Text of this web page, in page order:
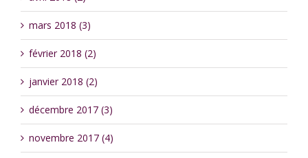
mars 2018 (3)
février 2018 (2)
janvier 2018 (2)
décembre 2017 (3)
novembre 2017 (4)